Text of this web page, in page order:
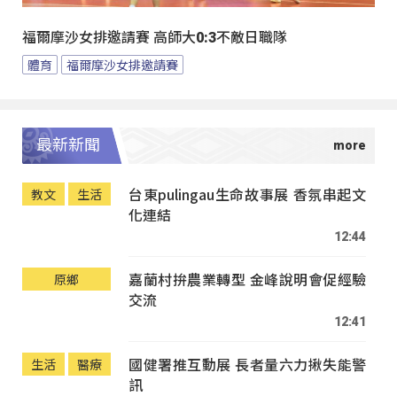
福爾摩沙女排邀請賽 高師大0:3不敵日職隊
體育 福爾摩沙女排邀請賽
最新新聞
教文 生活
台東pulingau生命故事展 香氛串起文
化連結
12:44
原鄉
嘉蘭村拚農業轉型 金峰說明會促經驗
交流
12:41
生活 醫療
國健署推互動展 長者量六力揪失能警
訊